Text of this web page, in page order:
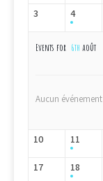
3 4
Events for 6th août
Aucun événement
10 11
17 18